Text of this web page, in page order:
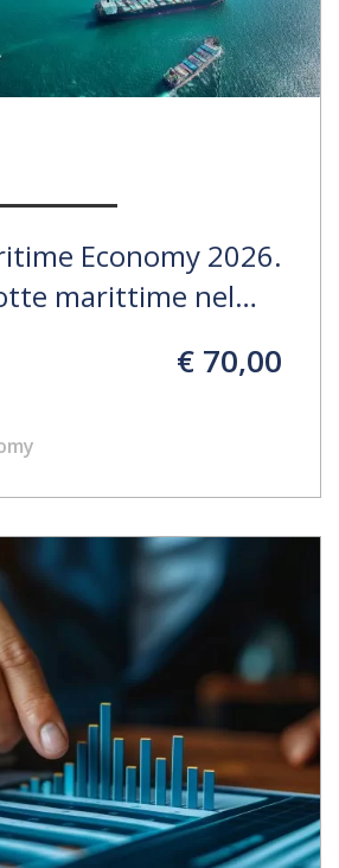
Economy 2026.
marittime nel
del Mediterraneo tra
delle catene
€ 70,00